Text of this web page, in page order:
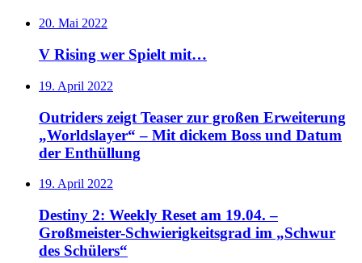
20. Mai 2022
V Rising wer Spielt mit…
19. April 2022
Outriders zeigt Teaser zur großen Erweiterung
„Worldslayer“ – Mit dickem Boss und Datum
der Enthüllung
19. April 2022
Destiny 2: Weekly Reset am 19.04. –
Großmeister-Schwierigkeitsgrad im „Schwur
des Schülers“